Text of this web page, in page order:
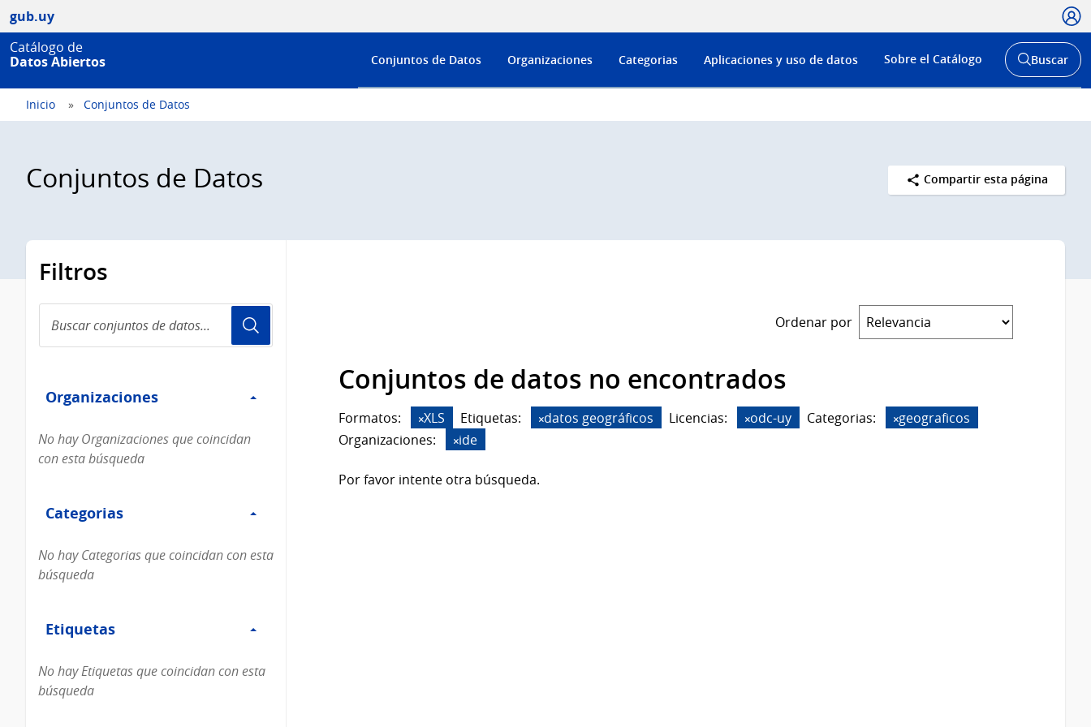
gub.uy
Catálogo de
Datos Abiertos
Menú
de
Conjuntos de Datos Organizaciones Categorias Aplicaciones y uso de datos Sobre el Catálogo
Abrir
buscador
Buscar
Inicio Conjuntos de Datos
Conjuntos de Datos Compartir esta página
Filtros
conjuntos
de
Organizaciones
Organizaciones
No hay Organizaciones que coincidan
con esta búsqueda
Categorias
Categorias
No hay Categorias que coincidan con esta
búsqueda
Etiquetas
Etiquetas
No hay Etiquetas que coincidan con esta
búsqueda
Ordenar por
Conjuntos de datos no encontrados
Formatos: XLS Etiquetas: datos geográficos Licencias: odc-uy Categorias:
geograficos
Organizaciones:
ide
Por favor intente otra búsqueda.